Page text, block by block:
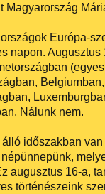
Magyarország
Európa-
napon.
Nálunk nem.
időszakban
augusztus 16-a,
történészeink